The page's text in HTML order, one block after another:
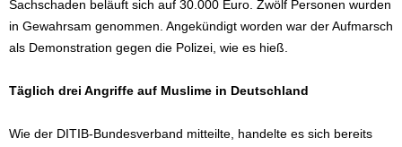
Sachschaden beläuft sich auf 30.000 Euro. Zwölf Personen wurden
in Gewahrsam genommen. Angekündigt worden war der Aufmarsch
als Demonstration gegen die Polizei, wie es hieß.
Täglich drei Angriffe auf Muslime in Deutschland
Wie der DITIB-Bundesverband mitteilte, handelte es sich bereits